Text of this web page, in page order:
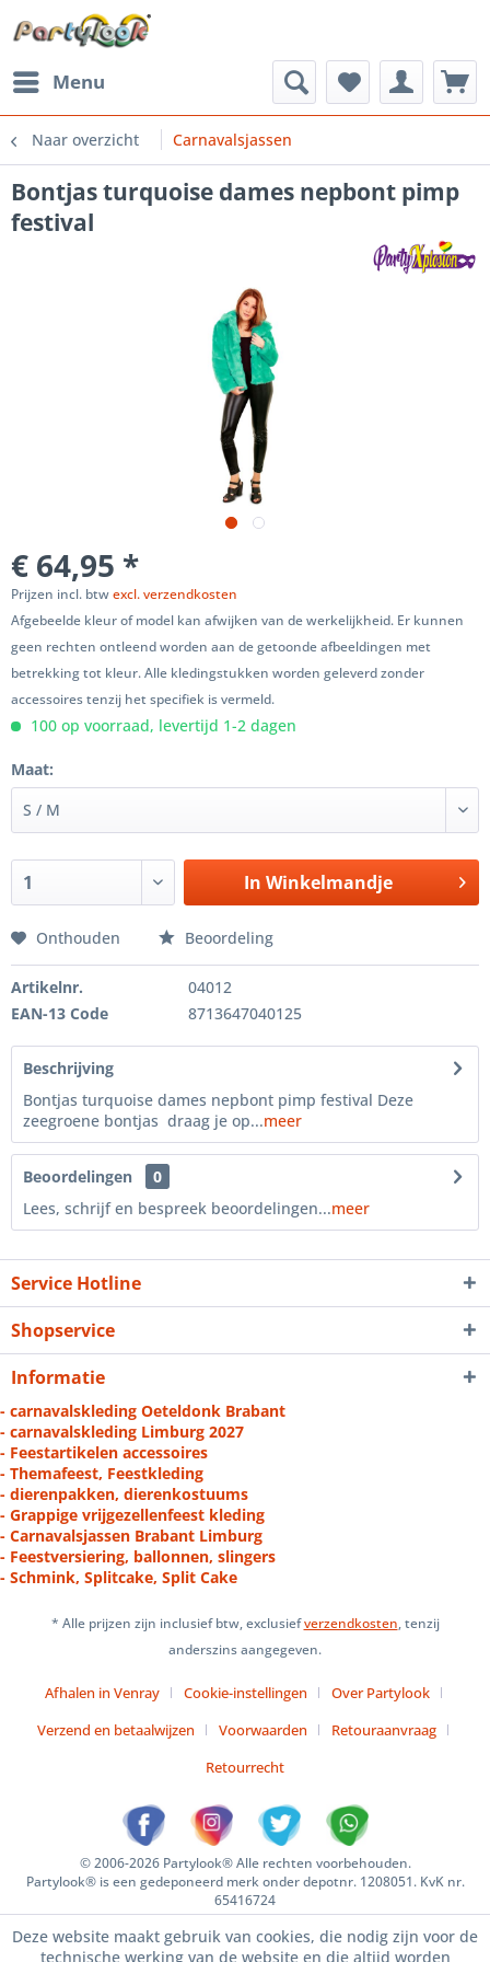
Menu
Naar overzicht Carnavalsjassen
Bontjas turquoise dames nepbont pimp
festival
€ 64,95 *
Prijzen incl. btwexcl. verzendkosten
Afgebeelde kleur of model kan afwijken van de werkelijkheid. Er kunnen
geen rechten ontleend worden aan de getoonde afbeeldingen met
betrekking tot kleur. Alle kledingstukken worden geleverd zonder
accessoires tenzij het specifiek is vermeld.
100 op voorraad, levertijd 1-2 dagen
Maat:
In Winkelmandje
Onthouden Beoordeling
Artikelnr.
04012
EAN-13 Code
8713647040125
Beschrijving
Bontjas turquoise dames nepbont pimp festival Deze
zeegroene bontjas draag je op...meer
Beoordelingen
0
Lees, schrijf en bespreek beoordelingen...meer
Service Hotline
Shopservice
Informatie
- carnavalskleding Oeteldonk Brabant
- carnavalskleding Limburg 2027
- Feestartikelen accessoires
- Themafeest, Feestkleding
- dierenpakken, dierenkostuums
- Grappige vrijgezellenfeest kleding
- Carnavalsjassen Brabant Limburg
- Feestversiering, ballonnen, slingers
- Schmink, Splitcake, Split Cake
* Alle prijzen zijn inclusief btw, exclusiefverzendkosten, tenzij
anderszins aangegeven.
Afhalen in Venray Cookie-instellingen
Over Partylook
Verzend en betaalwijzen
Voorwaarden
Retouraanvraag
Retourrecht
© 2006-2026 Partylook® Alle rechten voorbehouden.
Partylook® is een gedeponeerd merk onder depotnr. 1208051. KvK nr.
65416724
Deze website maakt gebruik van cookies, die nodig zijn voor de
technische werking van de website en die altijd worden